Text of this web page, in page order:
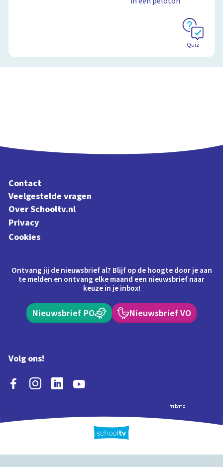
Quiz
Contact
Veelgestelde vragen
Over Schooltv.nl
Privacy
Cookies
Ontvang jij de nieuwsbrief al? Blijf op de hoogte door je aan
te melden en ontvang elke maand een nieuwsbrief naar
keuze in je inbox!
Nieuwsbrief PO Nieuwsbrief VO
Volg ons!